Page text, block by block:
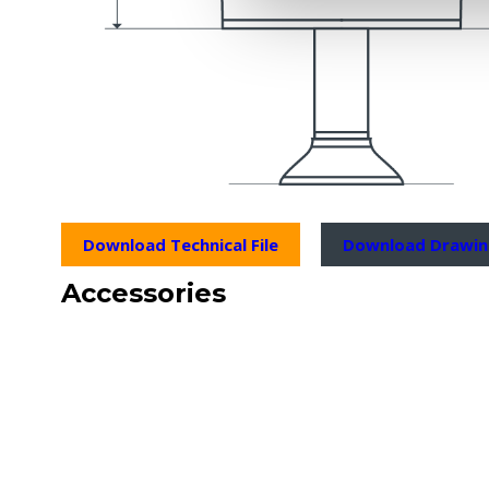
Download Technical File Download
Accessories